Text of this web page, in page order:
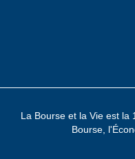
La Bourse et la Vie est la
Bourse,